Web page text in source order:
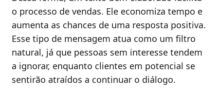
o processo de vendas. Ele economiza tempo e
aumenta as chances de uma resposta positiva.
Esse tipo de mensagem atua como um filtro
natural, já que pessoas sem interesse tendem
a ignorar, enquanto clientes em potencial se
sentirão atraídos a continuar o diálogo.